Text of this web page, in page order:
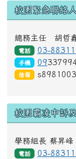
校園緊急聯絡人
總務主任 胡哲
電話 03-
手機 09
信箱 s8981003
校園霸凌申訴
學務組長 蔡昇峰
電話 03-